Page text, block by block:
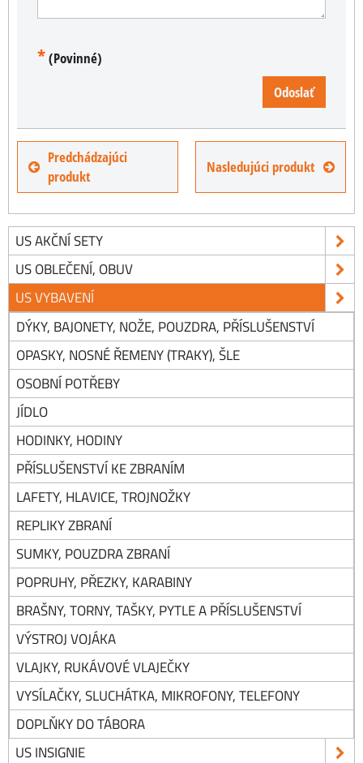
*(Povinné)
Odoslať
Predchádzajúci
produkt
Nasledujúci produkt
US AKČNÍ SETY
US OBLEČENÍ, OBUV
US VYBAVENÍ
DÝKY, BAJONETY, NOŽE, POUZDRA, PŘÍSLUŠENSTVÍ
OPASKY, NOSNÉ ŘEMENY (TRAKY), ŠLE
OSOBNÍ POTŘEBY
JÍDLO
HODINKY, HODINY
PŘÍSLUŠENSTVÍ KE ZBRANÍM
LAFETY, HLAVICE, TROJNOŽKY
REPLIKY ZBRANÍ
SUMKY, POUZDRA ZBRANÍ
POPRUHY, PŘEZKY, KARABINY
BRAŠNY, TORNY, TAŠKY, PYTLE A PŘÍSLUŠENSTVÍ
VÝSTROJ VOJÁKA
VLAJKY, RUKÁVOVÉ VLAJEČKY
VYSÍLAČKY, SLUCHÁTKA, MIKROFONY, TELEFONY
DOPLŇKY DO TÁBORA
US INSIGNIE